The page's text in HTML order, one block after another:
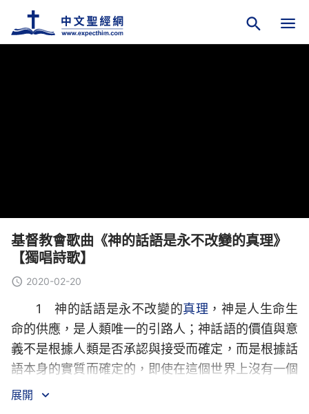
基督教會歌曲《神的話語是永不改變的真理》
【獨唱詩歌】
2020-02-20
1 神的話語是永不改變的真理 ，神是人生命生
命的供應，是人類唯一的引路人；神話語的價值與意
義不是根據人類是否承認與接受而確定，而是根據話
語本身的實質而確定的，即使在這個世界上沒有一個
人能領受神的話語，但神話語的價值與對人類的幫助
展開